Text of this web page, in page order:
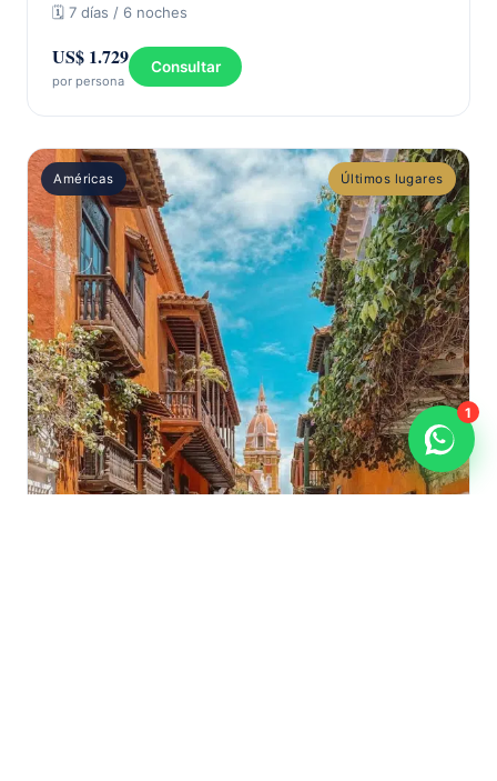
🗓 7 días / 6 noches
US$ 1.729
por persona
Consultar
Américas Últimos lugares
1